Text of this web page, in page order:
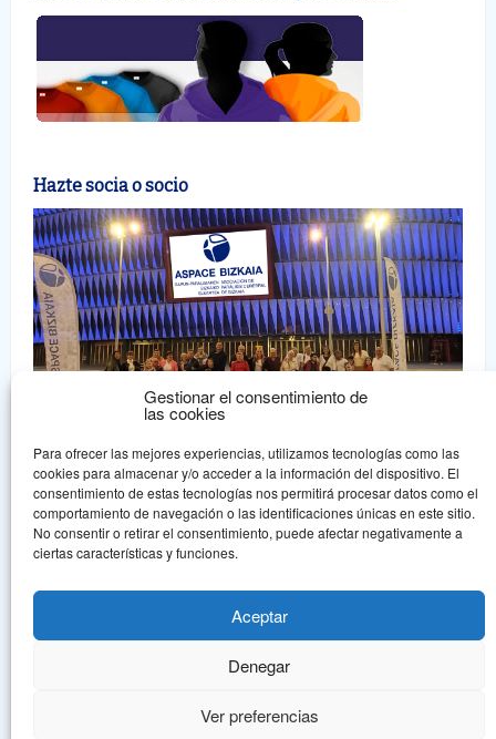
Gestionar el consentimiento de
las cookies
Para ofrecer las mejores experiencias, utilizamos tecnologías como las
cookies para almacenar y/o acceder a la información del dispositivo. El
consentimiento de estas tecnologías nos permitirá procesar datos como el
comportamiento de navegación o las identificaciones únicas en este sitio.
No consentir o retirar el consentimiento, puede afectar negativamente a
ciertas características y funciones.
Aceptar
Denegar
Ver preferencias
Hazte socia o socio
Aspace Bizkaia
Aspace Bizkaia es una asociación sin ánimo de lucro declarada de
Utilidad Pública que nace en 1.978, en un intento de dar una
respuesta asociativa a la problemática de la parálisis cerebral.